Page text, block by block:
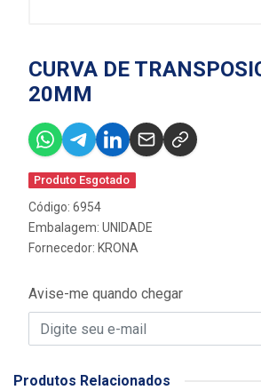
CURVA DE
20MM
Produto Esgotado
Código: 6954
Embalagem: UNIDADE
Fornecedor: KRONA
Avise-me quando chegar
Produtos Relacionados